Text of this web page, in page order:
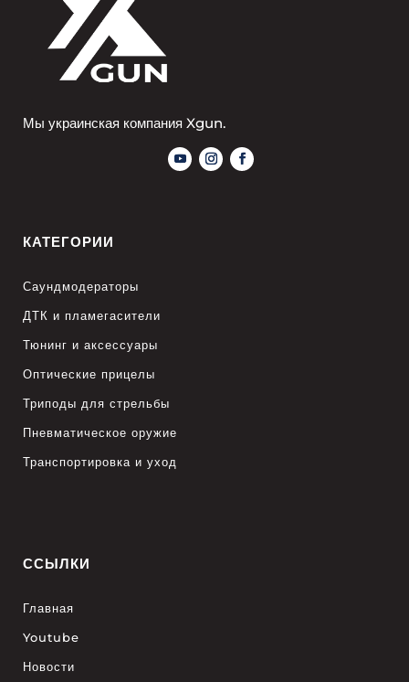
Мы украинская компания Xgun.
КАТЕГОРИИ
Саундмодераторы
ДТК и пламегасители
Тюнинг и аксессуары
Оптические прицелы
Триподы для стрельбы
Пневматическое оружие
Транспортировка и уход
ССЫЛКИ
Главная
Youtube
Новости